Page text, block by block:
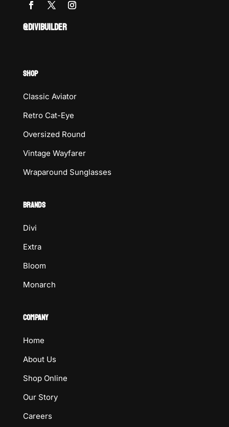
@DIVIBUILDER
SHOP
Classic Aviator
Retro Cat-Eye
Oversized Round
Vintage Wayfarer
Wraparound Sunglasses
BRANDS
Divi
Extra
Bloom
Monarch
COMPANY
Home
About Us
Shop Online
Our Story
Careers